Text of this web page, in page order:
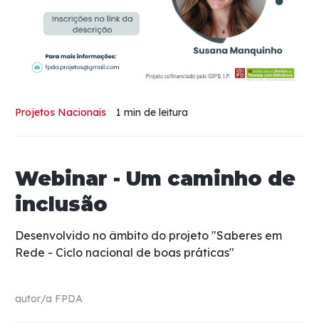
Projetos Nacionais 1 min de leitura
Webinar - Um caminho de
inclusão
Desenvolvido no âmbito do projeto "Saberes em
Rede - Ciclo nacional de boas práticas"
autor/a FPDA